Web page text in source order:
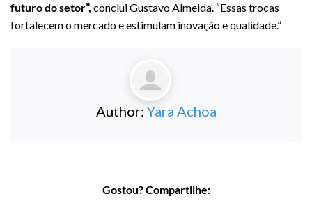
futuro do setor”, conclui Gustavo Almeida. “Essas trocas
fortalecem o mercado e estimulam inovação e qualidade.”
Author: Yara Achoa
Gostou? Compartilhe: